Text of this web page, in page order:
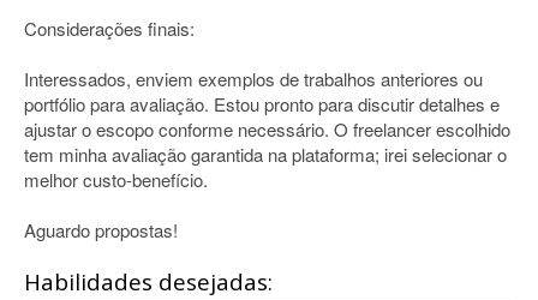
Considerações finais:
Interessados, enviem exemplos de trabalhos anteriores ou
portfólio para avaliação. Estou pronto para discutir detalhes e
ajustar o escopo conforme necessário. O freelancer escolhido
tem minha avaliação garantida na plataforma; irei selecionar o
melhor custo-benefício.
Aguardo propostas!
Habilidades desejadas: